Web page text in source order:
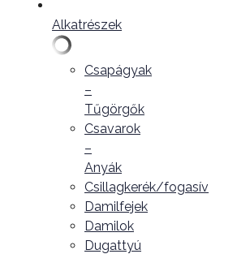
Alkatrészek
Csapágyak
–
Tűgörgők
Csavarok
–
Anyák
Csillagkerék/fogasív
Damilfejek
Damilok
Dugattyú